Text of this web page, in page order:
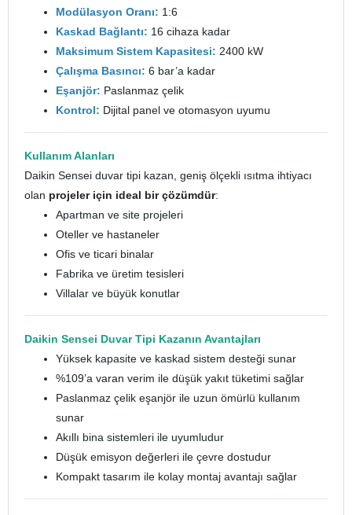
Modülasyon Oranı: 1:6
Kaskad Bağlantı: 16 cihaza kadar
Maksimum Sistem Kapasitesi: 2400 kW
Çalışma Basıncı: 6 bar’a kadar
Eşanjör: Paslanmaz çelik
Kontrol: Dijital panel ve otomasyon uyumu
Kullanım Alanları
Daikin Sensei duvar tipi kazan, geniş ölçekli ısıtma ihtiyacı
olan projeler için ideal bir çözümdür:
Apartman ve site projeleri
Oteller ve hastaneler
Ofis ve ticari binalar
Fabrika ve üretim tesisleri
Villalar ve büyük konutlar
Daikin Sensei Duvar Tipi Kazanın Avantajları
Yüksek kapasite ve kaskad sistem desteği sunar
%109’a varan verim ile düşük yakıt tüketimi sağlar
Paslanmaz çelik eşanjör ile uzun ömürlü kullanım
sunar
Akıllı bina sistemleri ile uyumludur
Düşük emisyon değerleri ile çevre dostudur
Kompakt tasarım ile kolay montaj avantajı sağlar